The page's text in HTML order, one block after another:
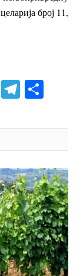
број 11,
Threads